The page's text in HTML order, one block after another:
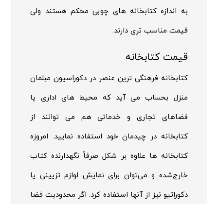
به اندازه کتابخانه های چوبی محکم هستند ولی
قیمت مناسب تری دارند.
قیمت کتابخانه
کتابخانه فرهنگی ترین عنصر در دکوراسیون مبلمان
منزل بحساب می آید که محیط های اداری یا
فضاهای تجاری و خدماتی هم می توانند از
کتابخانه در چیدمان خود استفاده نمایید. امروزه
کتابخانه ها علاوه بر شکل صرفاً نگهدارنده کتاب
خارج‌شده و می‌توان برای نمایش لوازم تزیینی یا
دکوراتیو نیز از آنها استفاده کرد. اگر محدودیت فضا